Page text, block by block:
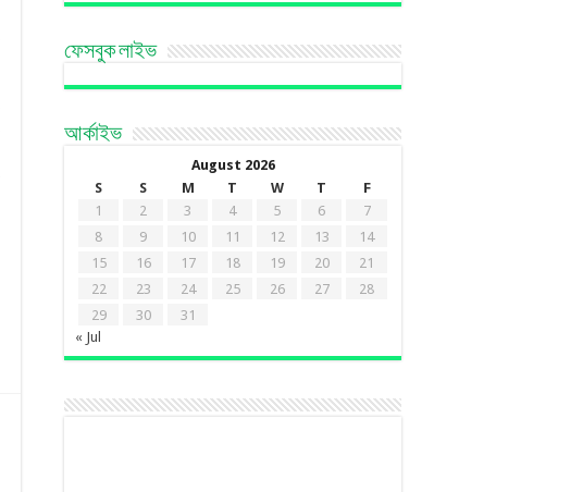
ফেসবুক লাইভ
আর্কাইভ
August 2026
S
S M T W T
F
1
2 3 4 5 6
7
8
9 10 11 12 13
14
15
16 17 18 19 20
21
22
23 24 25 26 27
28
29
30
31
« Jul